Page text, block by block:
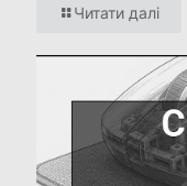
Читати далі